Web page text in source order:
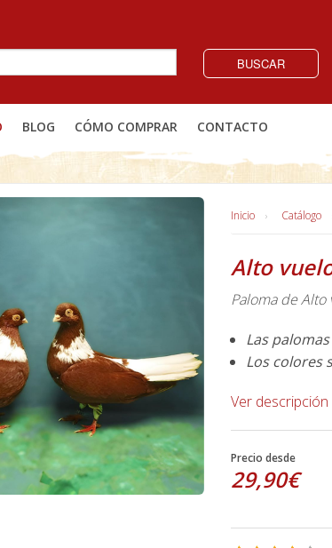
BUSCAR
BLOG CÓMO COMPRAR CONTACTO
Inicio Catálogo
Alto
Paloma de Alto
Las
Los colores
Ver descripción
Precio desde
29,90€